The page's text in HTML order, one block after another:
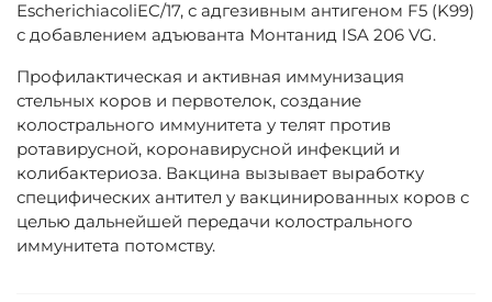
EscherichiacoliEC/17, с адгезивным антигеном F5 (K99)
с добавлением адъюванта Монтанид ISA 206 VG.
Профилактическая и активная иммунизация
стельных коров и первотелок, создание
колострального иммунитета у телят против
ротавирусной, коронавирусной инфекций и
колибактериоза. Вакцина вызывает выработку
специфических антител у вакцинированных коров с
целью дальнейшей передачи колострального
иммунитета потомству.